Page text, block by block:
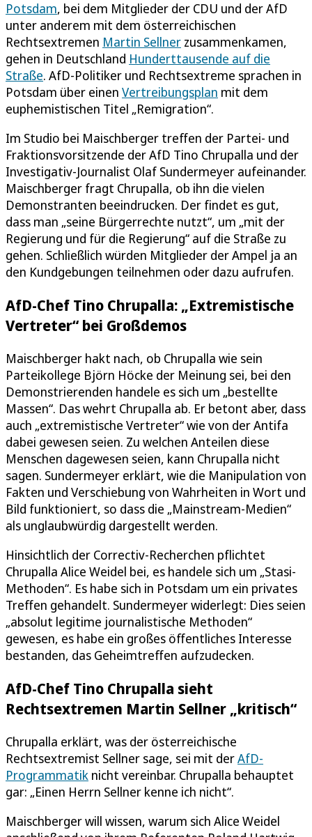
Potsdam, bei dem Mitglieder der CDU und der AfD
unter anderem mit dem österreichischen
Rechtsextremen Martin Sellner zusammenkamen,
gehen in Deutschland Hunderttausende auf die
Straße. AfD-Politiker und Rechtsextreme sprachen in
Potsdam über einen Vertreibungsplan mit dem
euphemistischen Titel „Remigration“.
Im Studio bei Maischberger treffen der Partei- und
Fraktionsvorsitzende der AfD Tino Chrupalla und der
Investigativ-Journalist Olaf Sundermeyer aufeinander.
Maischberger fragt Chrupalla, ob ihn die vielen
Demonstranten beeindrucken. Der findet es gut,
dass man „seine Bürgerrechte nutzt“, um „mit der
Regierung und für die Regierung“ auf die Straße zu
gehen. Schließlich würden Mitglieder der Ampel ja an
den Kundgebungen teilnehmen oder dazu aufrufen.
AfD-Chef Tino Chrupalla: „Extremistische
Vertreter“ bei Großdemos
Maischberger hakt nach, ob Chrupalla wie sein
Parteikollege Björn Höcke der Meinung sei, bei den
Demonstrierenden handele es sich um „bestellte
Massen“. Das wehrt Chrupalla ab. Er betont aber, dass
auch „extremistische Vertreter“ wie von der Antifa
dabei gewesen seien. Zu welchen Anteilen diese
Menschen dagewesen seien, kann Chrupalla nicht
sagen. Sundermeyer erklärt, wie die Manipulation von
Fakten und Verschiebung von Wahrheiten in Wort und
Bild funktioniert, so dass die „Mainstream-Medien“
als unglaubwürdig dargestellt werden.
Hinsichtlich der Correctiv-Recherchen pflichtet
Chrupalla Alice Weidel bei, es handele sich um „Stasi-
Methoden“. Es habe sich in Potsdam um ein privates
Treffen gehandelt. Sundermeyer widerlegt: Dies seien
„absolut legitime journalistische Methoden“
gewesen, es habe ein großes öffentliches Interesse
bestanden, das Geheimtreffen aufzudecken.
AfD-Chef Tino Chrupalla sieht
Rechtsextremen Martin Sellner „kritisch“
Chrupalla erklärt, was der österreichische
Rechtsextremist Sellner sage, sei mit derAfD-
Programmatik nicht vereinbar. Chrupalla behauptet
gar: „Einen Herrn Sellner kenne ich nicht“.
Maischberger will wissen, warum sich Alice Weidel